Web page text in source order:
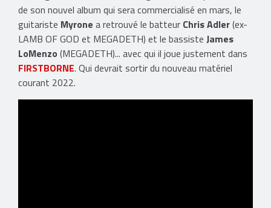
de son nouvel album qui sera commercialisé en mars, le
guitariste Myrone a retrouvé le batteur Chris Adler(ex-
LAMB OF GOD et MEGADETH) et le bassiste James
LoMenzo (MEGADETH)... avec qui il joue justement dans
FIRSTBORNE. Qui devrait sortir du nouveau matériel
courant 2022.